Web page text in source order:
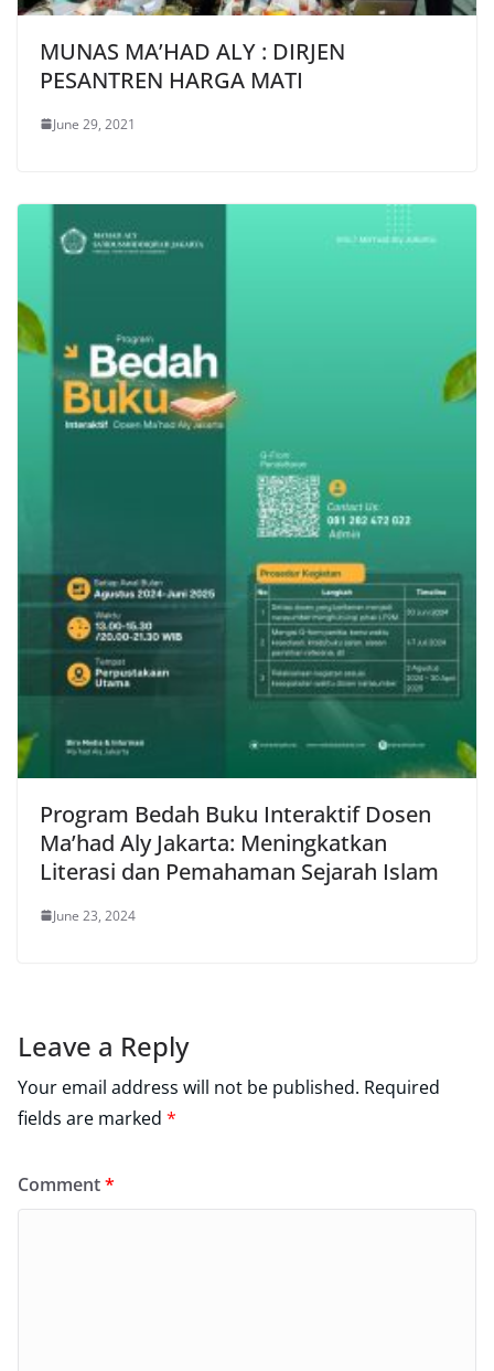
MUNAS MA’HAD ALY : DIRJEN
PESANTREN HARGA MATI
June 29, 2021
Program Bedah Buku Interaktif Dosen
Ma’had Aly Jakarta: Meningkatkan
Literasi dan Pemahaman Sejarah Islam
June 23, 2024
Leave a Reply
Your email address will not be published. Required
fields are marked *
Comment*